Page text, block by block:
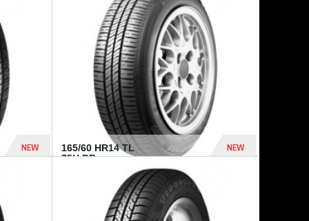
364 Dhs
NEW
448 Dhs
165/60 HR14 TL
75H BR...
NEW